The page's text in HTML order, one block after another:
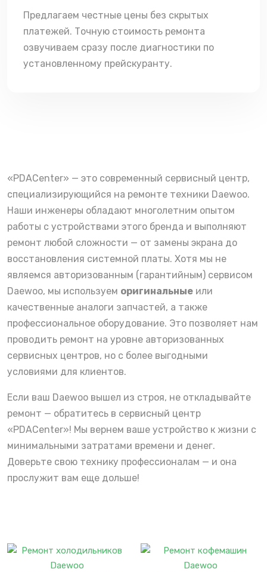
Предлагаем честные цены без скрытых
платежей. Точную стоимость ремонта
озвучиваем сразу после диагностики по
установленному прейскуранту.
«PDACenter» — это современный сервисный центр,
специализирующийся на ремонте техники Daewoo.
Наши инженеры обладают многолетним опытом
работы с устройствами этого бренда и выполняют
ремонт любой сложности — от замены экрана до
восстановления системной платы. Хотя мы не
являемся авторизованным (гарантийным) сервисом
Daewoo, мы используем оригинальные или
качественные аналоги запчастей, а также
профессиональное оборудование. Это позволяет нам
проводить ремонт на уровне авторизованных
сервисных центров, но с более выгодными
условиями для клиентов.
Если ваш Daewoo вышел из строя, не откладывайте
ремонт — обратитесь в сервисный центр
«PDACenter»! Мы вернем ваше устройство к жизни с
минимальными затратами времени и денег.
Доверьте свою технику профессионалам — и она
прослужит вам еще дольше!